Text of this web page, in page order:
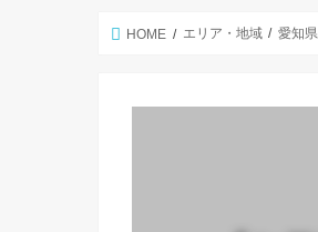
HOME エリア・地域 愛知県